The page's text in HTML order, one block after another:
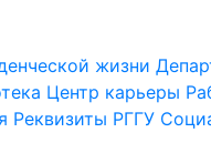
жизни
Центр карьеры
Реквизиты РГГУ